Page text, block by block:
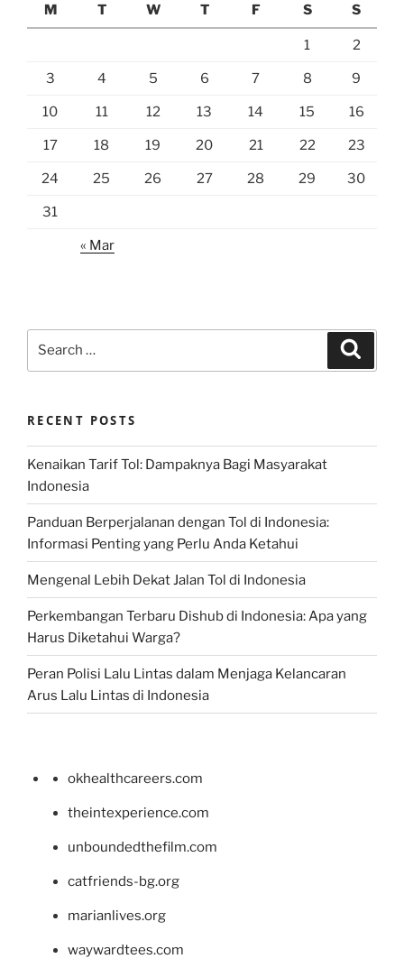
M
T W T F S S
1 2
3 4 5 6 7 8 9
10 11 12 13 14 15 16
17 18 19 20 21 22 23
24 25 26 27 28 29 30
31
« Mar
RECENT POSTS
Kenaikan Tarif Tol: Dampaknya Bagi Masyarakat
Indonesia
Panduan Berperjalanan dengan Tol di Indonesia:
Informasi Penting yang Perlu Anda Ketahui
Mengenal Lebih Dekat Jalan Tol di Indonesia
Perkembangan Terbaru Dishub di Indonesia: Apa yang
Harus Diketahui Warga?
Peran Polisi Lalu Lintas dalam Menjaga Kelancaran
Arus Lalu Lintas di Indonesia
okhealthcareers.com
theintexperience.com
unboundedthefilm.com
catfriends-bg.org
marianlives.org
waywardtees.com